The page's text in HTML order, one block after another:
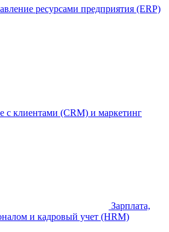
ресурсами предприятия (ERP)
с клиентами (CRM) и маркетинг
Зарплата,
и кадровый учет (HRM)